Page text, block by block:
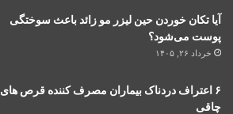
آیا تکان خوردن حین لیزر مو زائد باعث سوختگی
پوست می‌شود؟
خرداد ۲۶, ۱۴۰۵
۶ اعتراف دردناک بیماران مصرف کننده قرص های
چاقی